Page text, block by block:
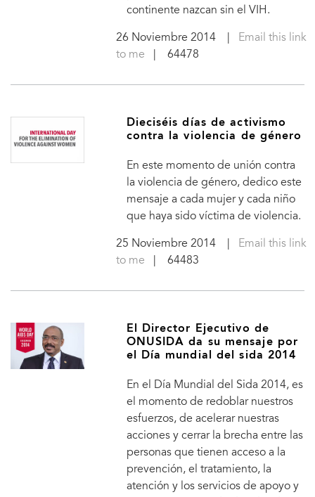
continente nazcan sin el VIH.
26 Noviembre 2014|
Email this link
to me | 64478
Dieciséis días de activismo
contra la violencia de género
En este momento de unión contra
la violencia de género, dedico este
mensaje a cada mujer y cada niño
que haya sido víctima de violencia.
25 Noviembre 2014|
Email this link
to me | 64483
El Director Ejecutivo de
ONUSIDA da su mensaje por
el Día mundial del sida 2014
En el Día Mundial del Sida 2014, es
el momento de redoblar nuestros
esfuerzos, de acelerar nuestras
acciones y cerrar la brecha entre las
personas que tienen acceso a la
prevención, el tratamiento, la
atención y los servicios de apoyo y